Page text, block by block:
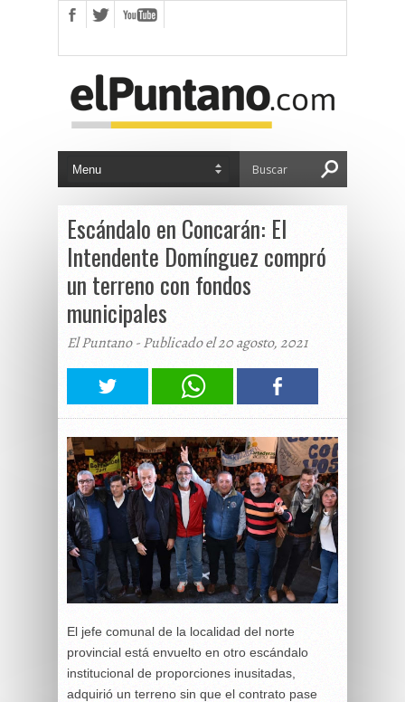
Escándalo en Concarán: El
Intendente Domínguez compró
un terreno con fondos
municipales
El Puntano - Publicado el 20 agosto, 2021
El jefe comunal de la localidad del norte
provincial está envuelto en otro escándalo
institucional de proporciones inusitadas,
adquirió un terreno sin que el contrato pase